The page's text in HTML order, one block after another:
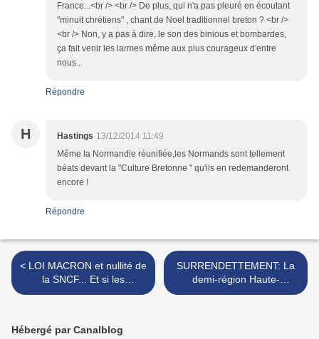
France...<br /> <br /> De plus, qui n'a pas pleuré en écoutant
"minuit chrétiens" , chant de Noel traditionnel breton ? <br />
<br /> Non, y a pas à dire, le son des binious et bombardes,
ça fait venir les larmes même aux plus courageux d'entre
nous...
Répondre
H Hastings 13/12/2014 11:49
Même la Normandie réunifiée,les Normands sont tellement
béats devant la "Culture Bretonne " qu'ils en redemanderont
encore !
Répondre
< LOI MACRON et nullité de
la SNCF... Et si les
"COURRIERS NORMANDS"
SURRENDETTEMENT: La
demi-région Haute-
Normandie seconde région
Hébergé par Canalblog